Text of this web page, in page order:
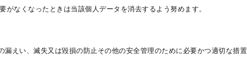
がなくなったときは当該個人データを消去するよう努めます。
漏えい、滅失又は毀損の防止その他の安全管理のために必要かつ適切な措置